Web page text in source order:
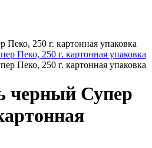
250 г. картонная упаковка
черный Супер